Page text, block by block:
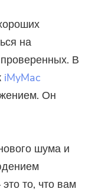
на
В
iMyMac
Он
шума и
то, что вам